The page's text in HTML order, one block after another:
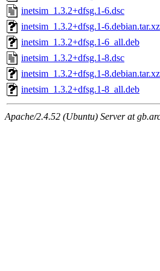
inetsim_1.3.2+dfsg.1-6.dsc
inetsim_1.3.2+dfsg.1-6.debian.tar.xz
inetsim_1.3.2+dfsg.1-6_all.deb
inetsim_1.3.2+dfsg.1-8.dsc
inetsim_1.3.2+dfsg.1-8.debian.tar.xz
inetsim_1.3.2+dfsg.1-8_all.deb
Apache/2.4.52 (Ubuntu) Server at